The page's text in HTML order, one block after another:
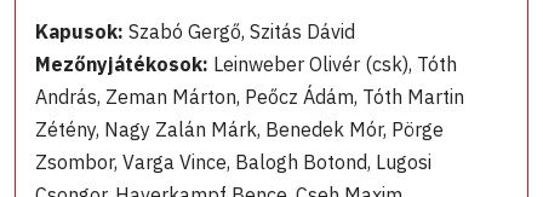
Kapusok: Szabó Gergő, Szitás Dávid
Mezőnyjátékosok: Leinweber Olivér (csk), Tóth
András, Zeman Márton, Peőcz Ádám, Tóth Martin
Zétény, Nagy Zalán Márk, Benedek Mór, Pörge
Zsombor, Varga Vince, Balogh Botond, Lugosi